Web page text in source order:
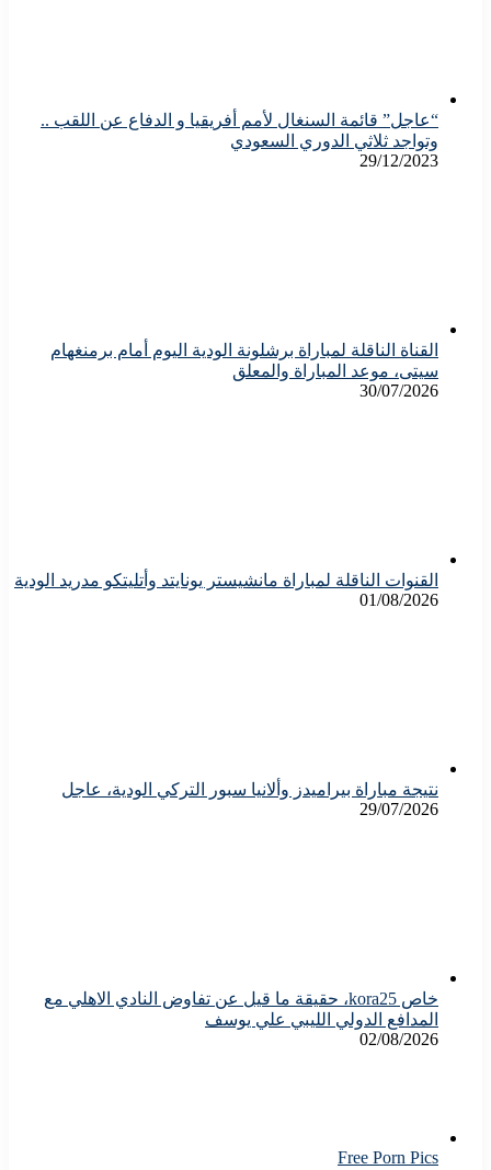
“عاجل” قائمة السنغال لأمم أفريقيا و الدفاع عن اللقب ..
وتواجد ثلاثي الدوري السعودي
29/12/2023
القناة الناقلة لمباراة برشلونة الودية اليوم أمام برمنغهام
سيتى، موعد المباراة والمعلق
30/07/2026
القنوات الناقلة لمباراة مانشيستر يونايتد وأتليتكو مدريد الودية
01/08/2026
نتيجة مباراة بيراميدز وألانيا سبور التركي الودية، عاجل
29/07/2026
خاص kora25، حقيقة ما قيل عن تفاوض النادي الاهلي مع
المدافع الدولي الليبي علي يوسف
02/08/2026
Free Porn Pics